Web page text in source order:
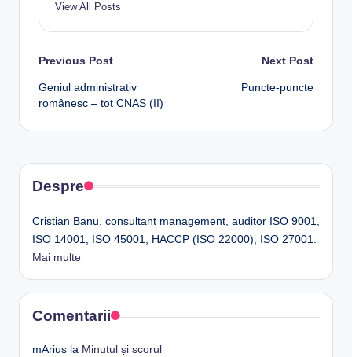
View All Posts
Post
navigation
Previous Post
Geniul administrativ
românesc – tot CNAS (II)
Next Post
Puncte-puncte
Despre
Cristian Banu, consultant management, auditor ISO 9001,
ISO 14001, ISO 45001, HACCP (ISO 22000), ISO 27001.
Mai multe
Comentarii
mArius la Minutul și scorul